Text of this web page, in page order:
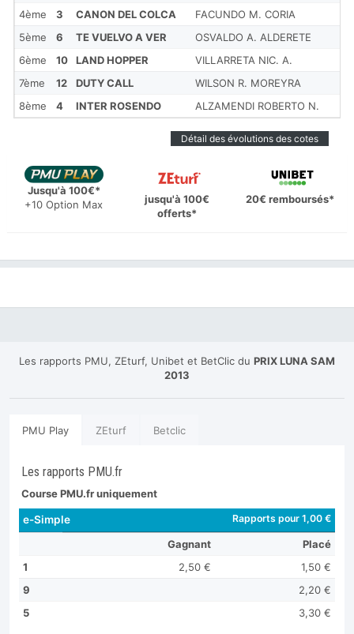
4ème
3 CANON DEL COLCA
FACUNDO M. CORIA
5ème
6 TE VUELVO A VER
OSVALDO A. ALDERETE
6ème
10 LAND HOPPER
VILLARRETA NIC. A.
7ème
12 DUTY CALL
WILSON R. MOREYRA
8ème
4 INTER ROSENDO ALZAMENDI ROBERTO N.
Détail des évolutions des cotes
Jusqu'à 100€*
+10 Option Max
jusqu'à 100€
offerts*
20€ remboursés*
Les rapports PMU, ZEturf, Unibet et BetClic du PRIX LUNA SAM
2013
PMU Play ZEturf Betclic
Les rapports PMU.fr
Course PMU.fr uniquement
e-Simple Rapports pour 1,00 €
Gagnant
Placé
1
2,50 €
1,50 €
9
2,20 €
5
3,30 €